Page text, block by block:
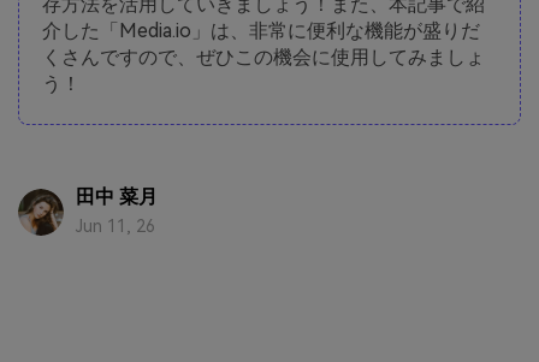
介した「Media.io」は、非常に便利な機能が盛りだ
くさんですので、ぜひこの機会に使用してみましょ
う！
田中 菜月
Jun 11, 26